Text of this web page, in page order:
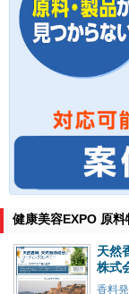
健康美容EXPO 原料
天然
株式
香料